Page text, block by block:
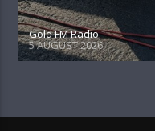
Gold FM Radio
5 AUGUST 2026